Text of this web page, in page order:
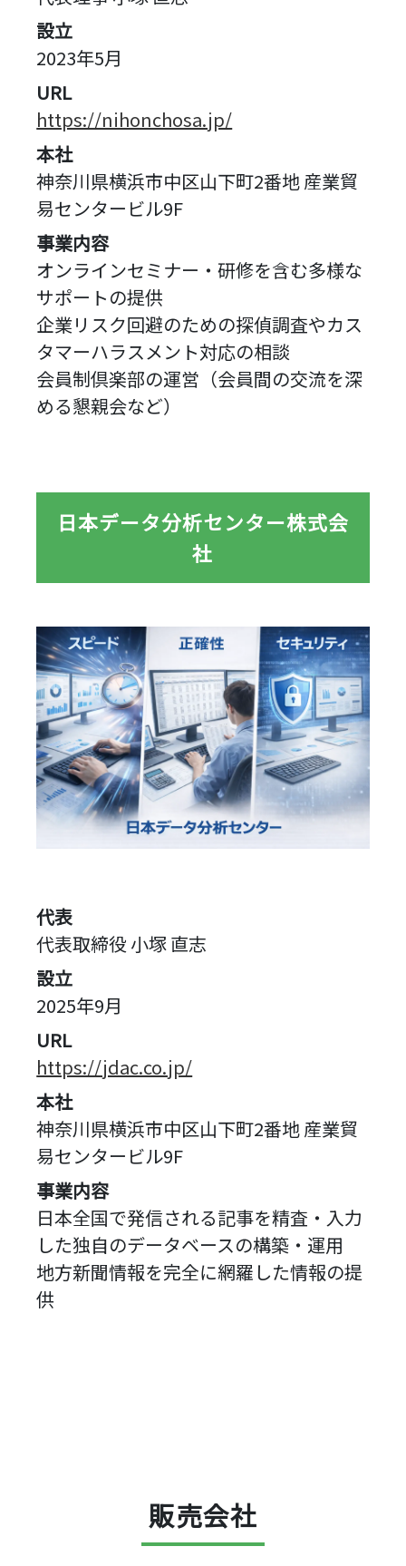
設立
2023年5月
URL
https://nihonchosa.jp/
本社
神奈川県横浜市中区山下町2番地 産業貿
易センタービル9F
事業内容
オンラインセミナー・研修を含む多様な
サポートの提供
企業リスク回避のための探偵調査やカス
タマーハラスメント対応の相談
会員制倶楽部の運営（会員間の交流を深
める懇親会など）
日本データ分析センター株式会
社
代表
代表取締役 小塚 直志
設立
2025年9月
URL
https://jdac.co.jp/
本社
神奈川県横浜市中区山下町2番地 産業貿
易センタービル9F
事業内容
日本全国で発信される記事を精査・入力
した独自のデータベースの構築・運用
地方新聞情報を完全に網羅した情報の提
供
販売会社